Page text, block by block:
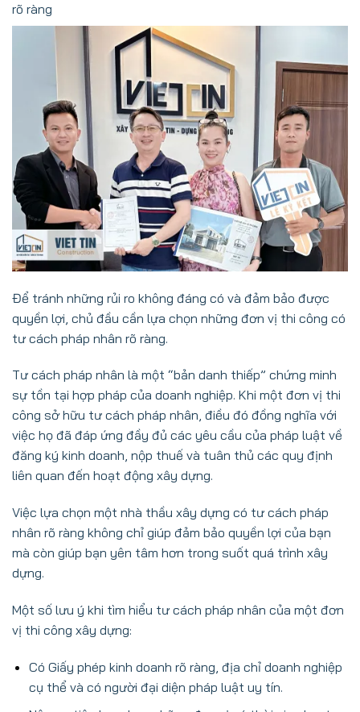
rõ ràng
Để tránh những rủi ro không đáng có và đảm bảo được
quyền lợi, chủ đầu cần lựa chọn những đơn vị thi công có
tư cách pháp nhân rõ ràng.
Tư cách pháp nhân là một “bản danh thiếp” chứng minh
sự tồn tại hợp pháp của doanh nghiệp. Khi một đơn vị thi
công sở hữu tư cách pháp nhân, điều đó đồng nghĩa với
việc họ đã đáp ứng đầy đủ các yêu cầu của pháp luật về
đăng ký kinh doanh, nộp thuế và tuân thủ các quy định
liên quan đến hoạt động xây dựng.
Việc lựa chọn một nhà thầu xây dựng có tư cách pháp
nhân rõ ràng không chỉ giúp đảm bảo quyền lợi của bạn
mà còn giúp bạn yên tâm hơn trong suốt quá trình xây
dựng.
Một số lưu ý khi tìm hiểu tư cách pháp nhân của một đơn
vị thi công xây dựng:
Có Giấy phép kinh doanh rõ ràng, địa chỉ doanh nghiệp
cụ thể và có người đại diện pháp luật uy tín.